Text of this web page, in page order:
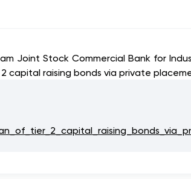
Joint Stock Commercial Bank for
capital raising bonds via private